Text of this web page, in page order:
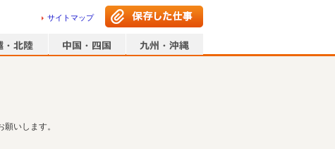
サイトマップ
いします。